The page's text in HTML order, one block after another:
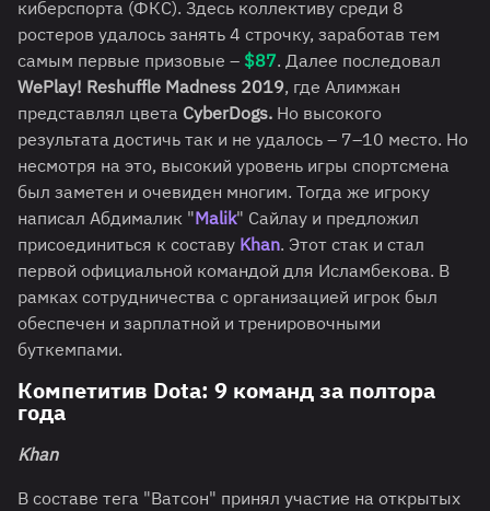
киберспорта (ФКС). Здесь коллективу среди 8
ростеров удалось занять 4 строчку, заработав тем
самым первые призовые – $87. Далее последовал
WePlay! Reshuffle Madness 2019, где Алимжан
представлял цвета CyberDogs. Но высокого
результата достичь так и не удалось – 7–10 место. Но
несмотря на это, высокий уровень игры спортсмена
был заметен и очевиден многим. Тогда же игроку
написал Абдималик "Malik" Сайлау и предложил
присоединиться к составу Khan. Этот стак и стал
первой официальной командой для Исламбекова. В
рамках сотрудничества с организацией игрок был
обеспечен и зарплатной и тренировочными
буткемпами.
Компетитив Dota: 9 команд за полтора
года
Khan
В составе тега "Ватсон" принял участие на открытых